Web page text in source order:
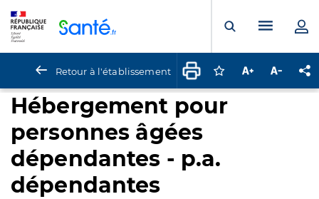
Ouvrir laMenu
Retour à l'établissement Connectez-vous
Augmenter la
Hébergement pour
personnes âgées
dépendantes - p.a.
dépendantes